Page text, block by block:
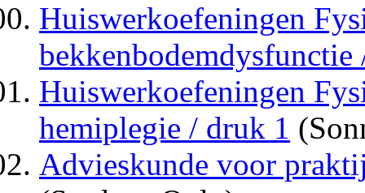
Huiswerkoefeningen
bekkenbodemdysfunctie
Huiswerkoefeningen
hemiplegie / druk 1
Advieskunde voor